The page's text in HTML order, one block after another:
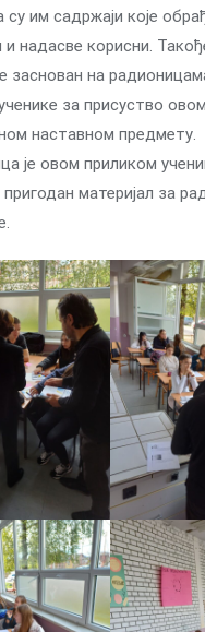
су им садржаји које
надасве корисни.
заснован на
за присуство овом
наставном предмету.
је овом приликом
пригодан материјал за